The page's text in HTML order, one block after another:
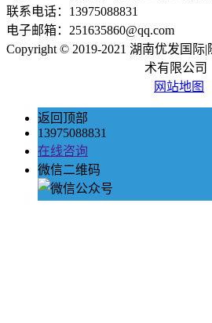
联系电话：13975088831
电子邮箱：251635860@qq.com
Copyright © 2019-2021 湖南优发国
术有限公司
网站地图
返回顶部
13975088831
在线咨询
微信二维码